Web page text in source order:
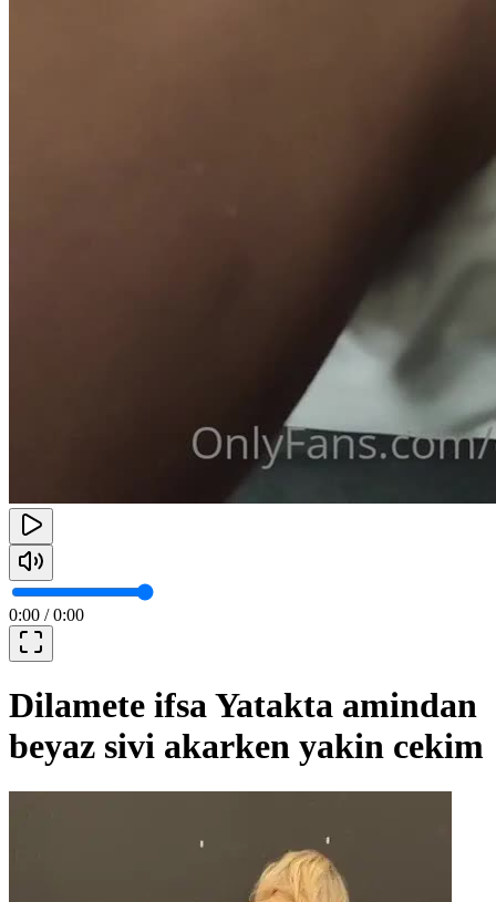
0:00 /0:00
Dilamete ifsa Yatakta amindan
beyaz sivi akarken yakin cekim